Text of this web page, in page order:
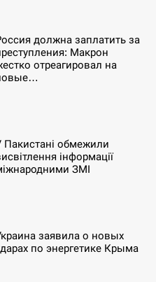
должна заплатить за
Макрон
отреагировал на
Пакистані обмежили
інформації
ЗМІ
заявила о новых
по энергетике Крыма